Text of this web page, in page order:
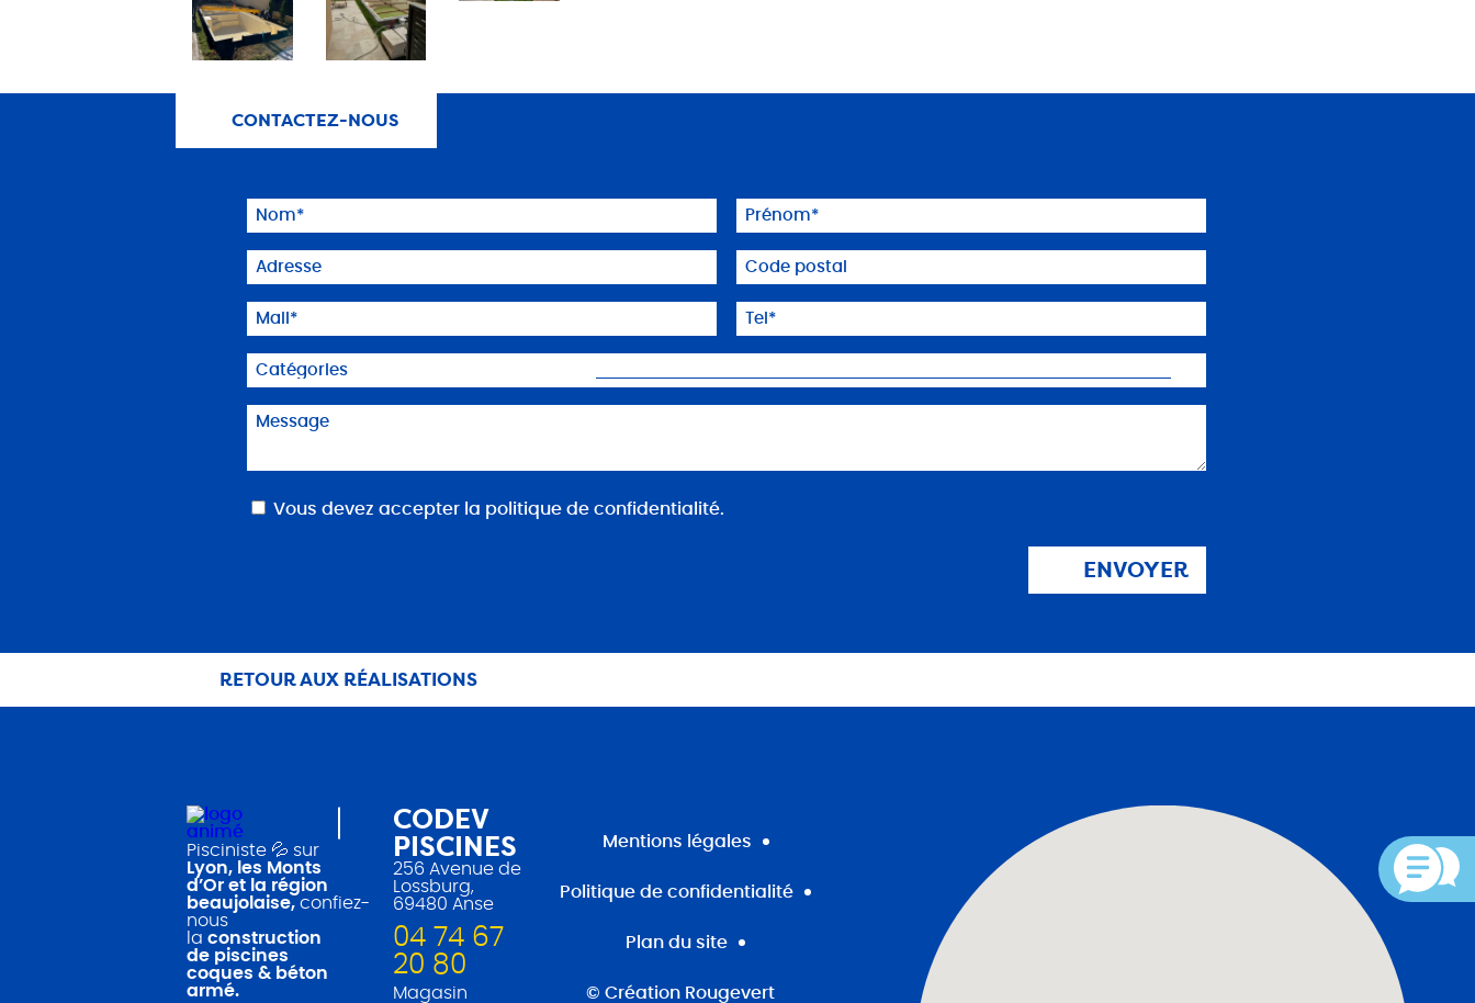
CONTACTEZ-NOUS
Nom Prénom
Adresse
Code
postal
Mail
Téléphone
Catégories
Message
RGPDVous devez accepter la politique de confidentialité.
RETOUR AUX RÉALISATIONS
Pisciniste 💦 sur
Lyon, les Monts
d’Or et la région
beaujolaise, confiez-
nous
la construction
de piscines
coques & béton
armé.
CODEV
PISCINES
256 Avenue de
Lossburg,
69480 Anse
04 74 67
20 80
Magasin
Mentions légales
Politique de confidentialité
Plan du site
© Création Rougevert